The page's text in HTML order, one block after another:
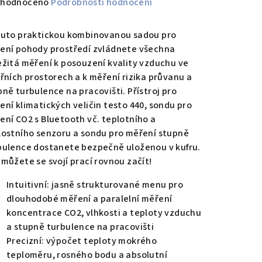
praktickou kombinovanou sadou pro
pohody prostředí zvládnete všechna
měření k posouzení kvality vzduchu ve
prostorech a k měření rizika průvanu a
turbulence na pracovišti. Přístroj pro
klimatických veličin testo 440, sondu pro
CO2 s Bluetooth vč. teplotního a
senzoru a sondu pro měření stupně
dostanete bezpečně uloženou v kufru.
můžete se svojí prací rovnou začít!
Intuitivní: jasně strukturované menu pro
dlouhodobé měření a paralelní měření
koncentrace CO2, vlhkosti a teploty vzduchu
a stupně turbulence na pracovišti
Precizní: výpočet teploty mokrého
teploměru, rosného bodu a absolutní